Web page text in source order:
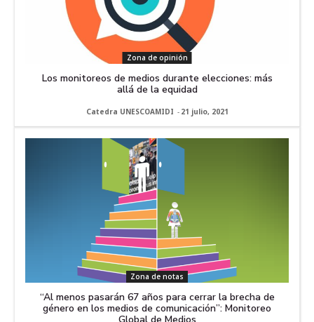
Zona de opinión
Los monitoreos de medios durante elecciones: más
allá de la equidad
Catedra UNESCOAMIDI - 21 julio, 2021
Zona de notas
“Al menos pasarán 67 años para cerrar la brecha de
género en los medios de comunicación”: Monitoreo